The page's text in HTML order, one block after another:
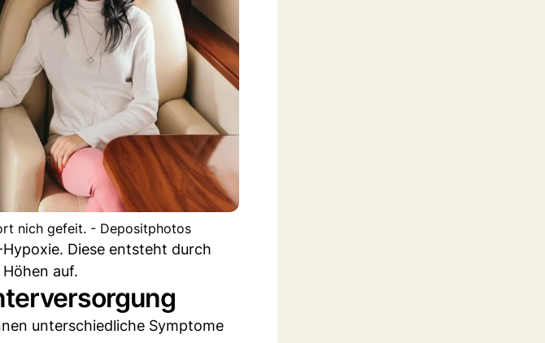
nich gefeit. - Depositphotos
Diese entsteht durch
auf.
unterschiedliche Symptome